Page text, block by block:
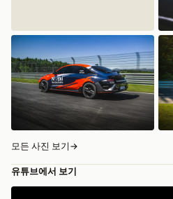
모든 사진 보기 →
유튜브에서 보기